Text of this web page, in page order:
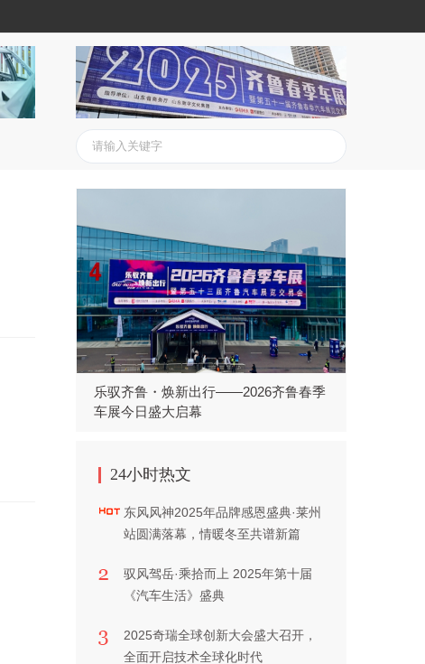
乐驭齐鲁・焕新出行——2026齐鲁春季
车展今日盛大启幕
24小时热文
东风风神2025年品牌感恩盛典·莱州
站圆满落幕，情暖冬至共谱新篇
驭风驾岳·乘拾而上 2025年第十届
《汽车生活》盛典
2025奇瑞全球创新大会盛大召开，
全面开启技术全球化时代